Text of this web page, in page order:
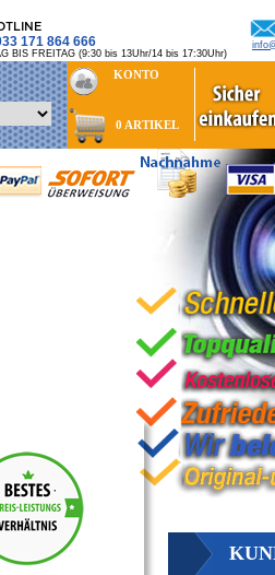
171 864 666
BIS FREITAG (9:30 bis 13Uhr/14 bis 17:30Uhr)
KONTO
0 ARTIKEL